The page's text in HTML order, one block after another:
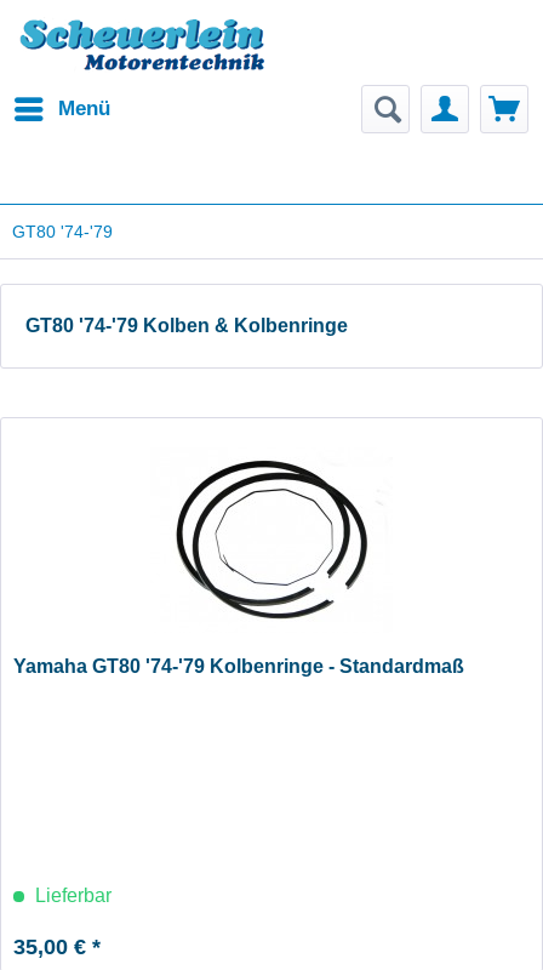
Menü
GT80 '74-'79
GT80 '74-'79 Kolben & Kolbenringe
Yamaha GT80 '74-'79 Kolbenringe - Standardmaß
Lieferbar
35,00 € *